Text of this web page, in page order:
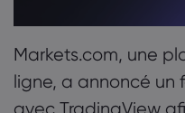
Markets.com, une
ligne, a annoncé